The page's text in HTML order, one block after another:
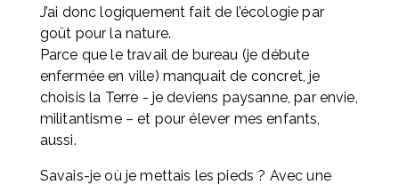
J’ai donc logiquement fait de l’écologie par
goût pour la nature.
Parce que le travail de bureau (je débute
enfermée en ville) manquait de concret, je
choisis la Terre - je deviens paysanne, par envie,
militantisme – et pour élever mes enfants,
aussi.
Savais-je où je mettais les pieds ? Avec une